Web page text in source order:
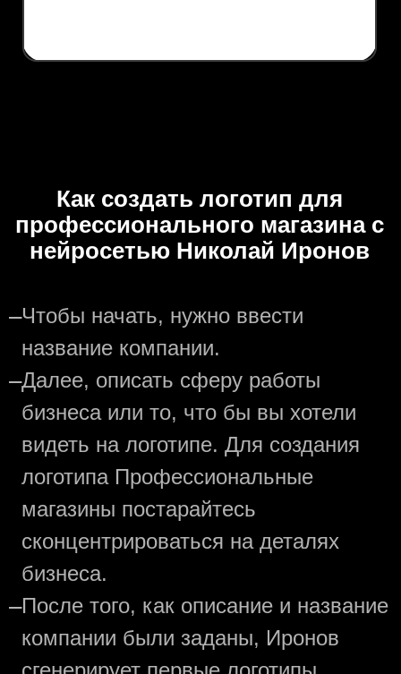
Как создать логотип для
профессионального магазина с
нейросетью Николай Иронов
—Чтобы начать, нужно ввести
название компании.
—Далее, описать сферу работы
бизнеса или то, что бы вы хотели
видеть на логотипе. Для создания
логотипа Профессиональные
магазины постарайтесь
сконцентрироваться на деталях
бизнеса.
—После того, как описание и название
компании были заданы, Иронов